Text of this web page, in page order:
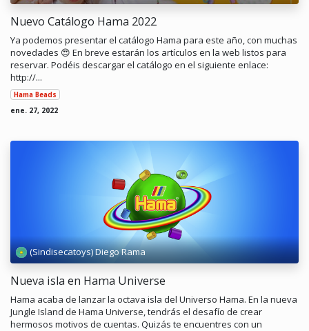
Nuevo Catálogo Hama 2022
Ya podemos presentar el catálogo Hama para este año, con muchas
novedades 😍 En breve estarán los artículos en la web listos para
reservar. Podéis descargar el catálogo en el siguiente enlace:
http://...
Hama Beads
ene. 27, 2022
(Sindisecatoys) Diego Rama
Nueva isla en Hama Universe
Hama acaba de lanzar la octava isla del Universo Hama. En la nueva
Jungle Island de Hama Universe, tendrás el desafío de crear
hermosos motivos de cuentas. Quizás te encuentres con un